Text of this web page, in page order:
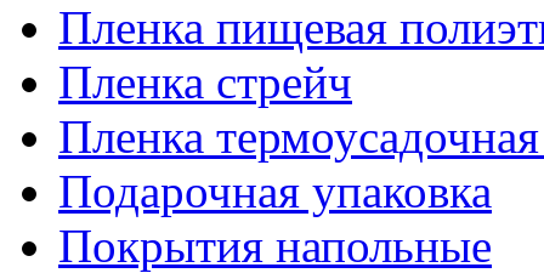
Пленка пищевая
Пленка стрейч
Пленка
Подарочная упаковка
Покрытия напольные